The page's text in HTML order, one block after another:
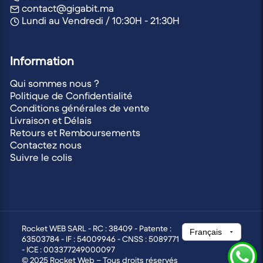
contact@gigabit.ma
Lundi au Vendredi / 10:30H - 21:30H
Information
Qui sommes nous ?
Politique de Confidentialité
Conditions générales de vente
Livraison et Délais
Retours et Remboursements
Contactez nous
Suivre le colis
Rocket WEB SARL - RC : 38409 - Patente :
63503784 - IF : 54009946 - CNSS : 5089771
- ICE : 003377249000097
© 2025 Rocket Web – Tous droits réservés